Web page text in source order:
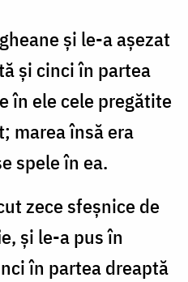
şi le-a aşezat
şi cinci în partea
în ele cele pregătite
marea însă era
spele în ea.
zece sfeşnice de
şi le-a pus în
în partea dreaptă